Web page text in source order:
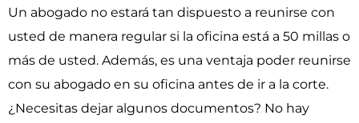
Un abogado no estará tan dispuesto a reunirse con
usted de manera regular si la oficina está a 50 millas o
más de usted. Además, es una ventaja poder reunirse
con su abogado en su oficina antes de ir a la corte.
¿Necesitas dejar algunos documentos? No hay